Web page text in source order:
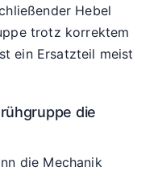
Hebel
trotz korrektem
ein Ersatzteil meist
die
die Mechanik